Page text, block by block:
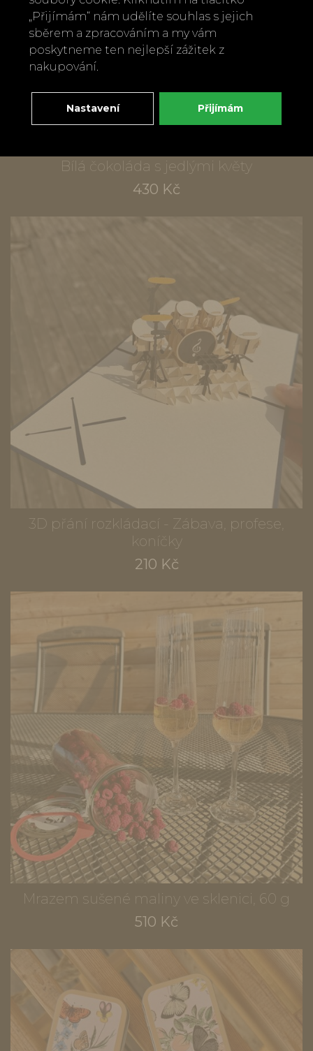
Bílá čokoláda s jedlými květy
430 Kč
3D přání rozkládací - Zábava, profese,
koníčky
210 Kč
Mrazem sušené maliny ve sklenici, 60 g
510 Kč
„Přijímám“ nám udělíte souhlas s jejich
sběrem a zpracováním a my vám
poskytneme ten nejlepší zážitek z
nakupování.
Nastavení Přijímám